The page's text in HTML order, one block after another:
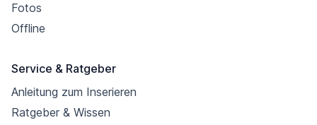
Fotos
Offline
Service & Ratgeber
Anleitung zum Inserieren
Ratgeber & Wissen